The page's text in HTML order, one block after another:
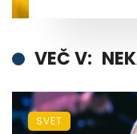
VEČ V:
SVET